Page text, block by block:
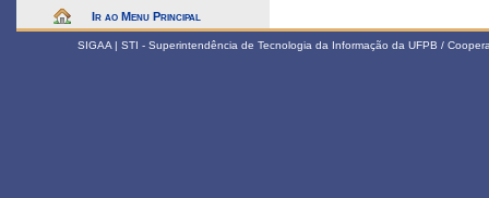
Ir ao Menu Principal
SIGAA | STI - Superintendência de Tecnologia da Informação da UFPB /